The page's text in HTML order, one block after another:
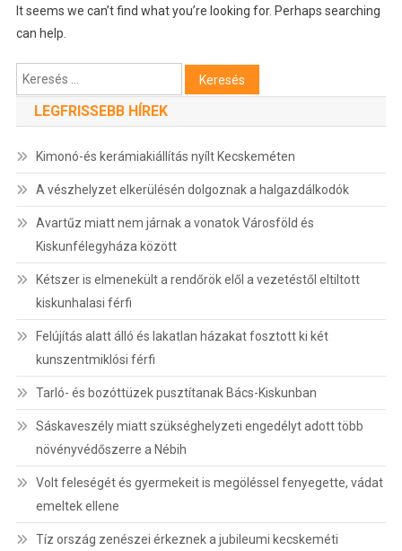
It seems we can’t find what you’re looking for. Perhaps searching
can help.
Keresés:
LEGFRISSEBB HÍREK
Kimonó-és kerámiakiállítás nyílt Kecskeméten
A vészhelyzet elkerülésén dolgoznak a halgazdálkodók
Avartűz miatt nem járnak a vonatok Városföld és
Kiskunfélegyháza között
Kétszer is elmenekült a rendőrök elől a vezetéstől eltiltott
kiskunhalasi férfi
Felújítás alatt álló és lakatlan házakat fosztott ki két
kunszentmiklósi férfi
Tarló- és bozóttüzek pusztítanak Bács-Kiskunban
Sáskaveszély miatt szükséghelyzeti engedélyt adott több
növényvédőszerre a Nébih
Volt feleségét és gyermekeit is megöléssel fenyegette, vádat
emeltek ellene
Tíz ország zenészei érkeznek a jubileumi kecskeméti